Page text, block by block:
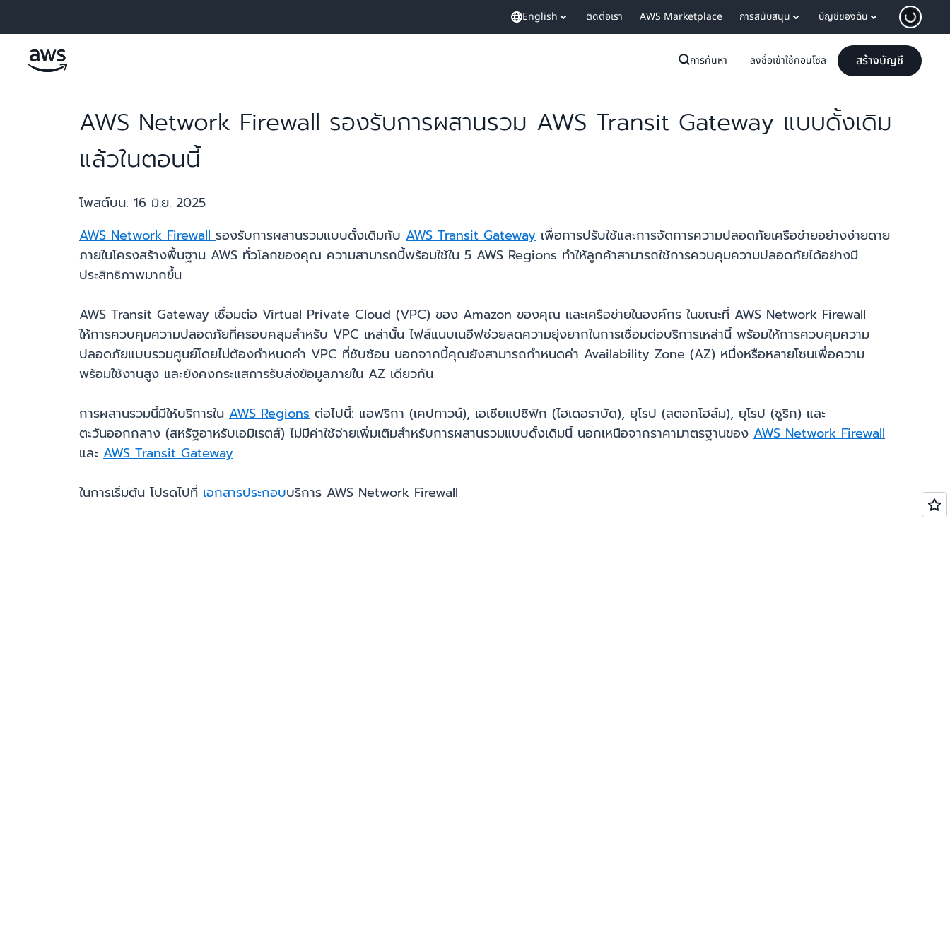
English ติดต่อเรา AWS Marketplace การสนับสนุน บัญชีของฉัน
การค้นหา ลงชื่อเข้าใช้คอนโซล สร้างบัญชี
AWS Network Firewall รองรับการผสานรวม AWS Transit Gateway แบบดั้งเดิม
แล้วในตอนนี้
โพสต์บน: 16 มิ.ย. 2025
AWS Network Firewallรองรับการผสานรวมแบบดั้งเดิมกับ AWS Transit Gateway เพื่อการปรับใช้และการจัดการความปลอดภัยเครือข่ายอย่างง่ายดาย
ภายในโครงสร้างพื้นฐาน AWS ทั่วโลกของคุณ ความสามารถนี้พร้อมใช้ใน 5 AWS Regions ทำให้ลูกค้าสามารถใช้การควบคุมความปลอดภัยได้อย่างมี
ประสิทธิภาพมากขึ้น
AWS Transit Gateway เชื่อมต่อ Virtual Private Cloud (VPC) ของ Amazon ของคุณ และเครือข่ายในองค์กร ในขณะที่ AWS Network Firewall
ให้การควบคุมความปลอดภัยที่ครอบคลุมสำหรับ VPC เหล่านั้น ไฟล์แนบเนอีฟช่วยลดความยุ่งยากในการเชื่อมต่อบริการเหล่านี้ พร้อมให้การควบคุมความ
ปลอดภัยแบบรวมศูนย์โดยไม่ต้องกำหนดค่า VPC ที่ซับซ้อน นอกจากนี้คุณยังสามารถกำหนดค่า Availability Zone (AZ) หนึ่งหรือหลายโซนเพื่อความ
พร้อมใช้งานสูง และยังคงกระแสการรับส่งข้อมูลภายใน AZ เดียวกัน
การผสานรวมนี้มีให้บริการใน AWS Regions ต่อไปนี้: แอฟริกา (เคปทาวน์), เอเชียแปซิฟิก (ไฮเดอราบัด), ยุโรป (สตอกโฮล์ม), ยุโรป (ซูริก) และ
ตะวันออกกลาง (สหรัฐอาหรับเอมิเรตส์) ไม่มีค่าใช้จ่ายเพิ่มเติมสำหรับการผสานรวมแบบดั้งเดิมนี้ นอกเหนือจากราคามาตรฐานของ AWS Network Firewall
และ AWS Transit Gateway
ในการเริ่มต้น โปรดไปที่ เอกสารประกอบบริการ AWS Network Firewall